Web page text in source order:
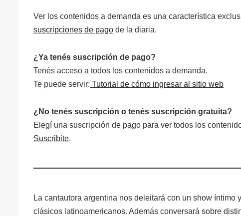
Ver los contenidos a demanda es una característica
suscripciones de pago de la diaria.
¿Ya tenés suscripción de pago?
Tenés acceso a todos los contenidos a demanda.
Te puede servir: Tutorial de cómo ingresar al sitio web
¿No tenés suscripción o tenés suscripción gratuita?
Elegí una suscripción de pago para ver todos los
Suscribite.
La cantautora argentina nos deleitará con un show
clásicos latinoamericanos. Además conversará sobre